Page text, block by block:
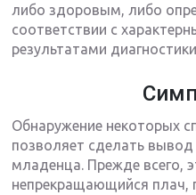
либо здоровым, либо
соответствии с
результатами
Обнаружение некоторых
позволяет сделать
младенца. Прежде всего,
непрекращающийся плач,